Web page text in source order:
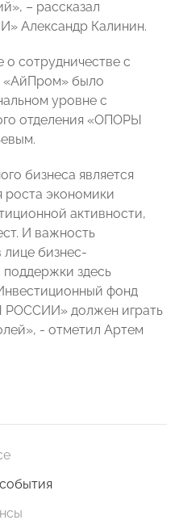
– рассказал
Александр Калинин.
о сотрудничестве с
было
уровне с
отделения «ОПОРЫ
бизнеса является
экономики
активности,
И важность
бизнес-
здесь
фонд
РОССИИ» должен играть
- отметил Артем